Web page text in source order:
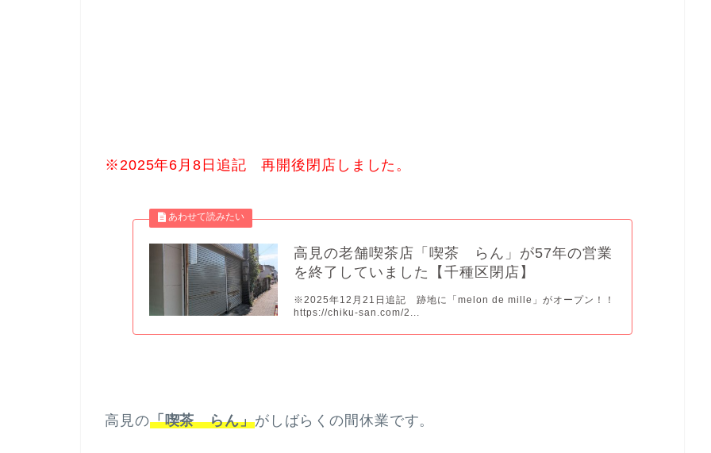
※2025年6月8日追記 再開後閉店しました。
高見の老舗喫茶店「喫茶 らん」が57年の営業
を終了していました【千種区閉店】
※2025年12月21日追記 跡地に「melon de mille」がオープン！！
https://chiku-san.com/2...
高見の「喫茶 らん」がしばらくの間休業です。